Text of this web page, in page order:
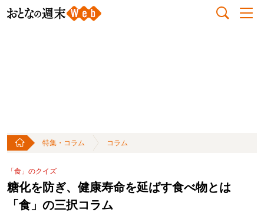
特集・コラム コラム
「食」のクイズ
糖化を防ぎ、健康寿命を延ばす食べ物とは
「食」の三択コラム